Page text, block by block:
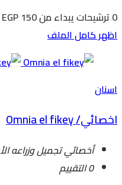
0 ترشيحات
يبداء من EGP 150
اظهر كامل الملف
اسنان
اخصائي/ Omnia el fikey
أخصائي تجميل وزراعه
0 التقييم